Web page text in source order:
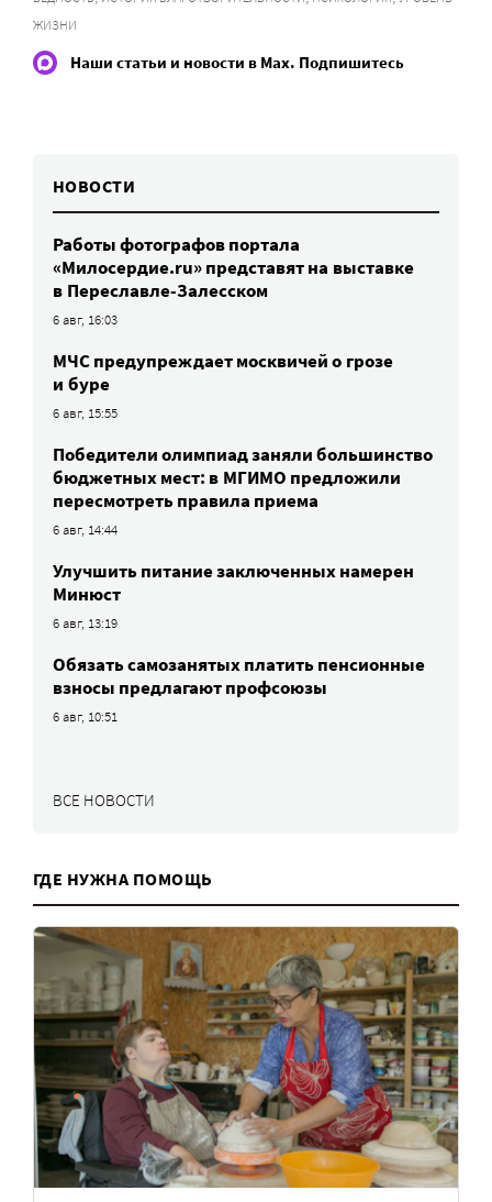
ЖИЗНИ
Наши статьи и новости в Max. Подпишитесь
НОВОСТИ
Работы фотографов портала
«Милосердие.ru» представят на выставке
в Переславле-Залесском
6 авг, 16:03
МЧС предупреждает москвичей о грозе
и буре
6 авг, 15:55
Победители олимпиад заняли большинство
бюджетных мест: в МГИМО предложили
пересмотреть правила приема
6 авг, 14:44
Улучшить питание заключенных намерен
Минюст
6 авг, 13:19
Обязать самозанятых платить пенсионные
взносы предлагают профсоюзы
6 авг, 10:51
ВСЕ НОВОСТИ
ГДЕ НУЖНА ПОМОЩЬ